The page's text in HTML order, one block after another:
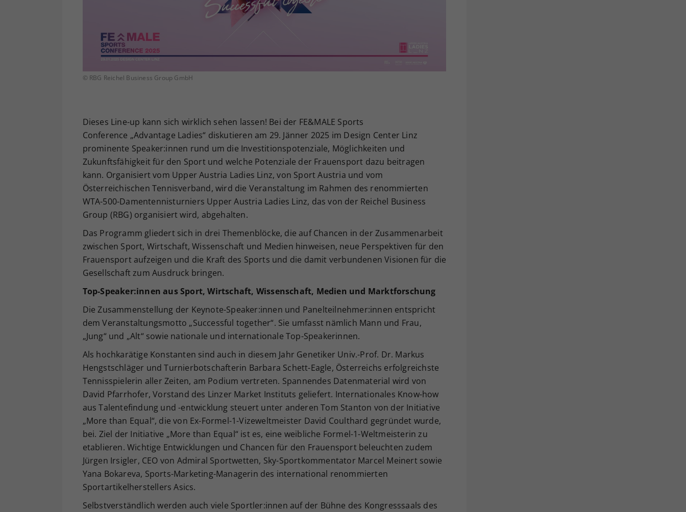
© RBG Reichel Business Group GmbH
Dieses Line-up kann sich wirklich sehen lassen! Bei der FE&MALE Sports
Conference „Advantage Ladies“ diskutieren am 29. Jänner 2025 im Design Center Linz
prominente Speaker:innen rund um die Investitionspotenziale, Möglichkeiten und
Zukunftsfähigkeit für den Sport und welche Potenziale der Frauensport dazu beitragen
kann. Organisiert vom Upper Austria Ladies Linz, von Sport Austria und vom
Österreichischen Tennisverband, wird die Veranstaltung im Rahmen des renommierten
WTA-500-Damentennisturniers Upper Austria Ladies Linz, das von der Reichel Business
Group (RBG) organisiert wird, abgehalten.
Das Programm gliedert sich in drei Themenblöcke, die auf Chancen in der Zusammenarbeit
zwischen Sport, Wirtschaft, Wissenschaft und Medien hinweisen, neue Perspektiven für den
Frauensport aufzeigen und die Kraft des Sports und die damit verbundenen Visionen für die
Gesellschaft zum Ausdruck bringen.
Top-Speaker:innen aus Sport, Wirtschaft, Wissenschaft, Medien und Marktforschung
Die Zusammenstellung der Keynote-Speaker:innen und Panelteilnehmer:innen entspricht
dem Veranstaltungsmotto „Successful together“. Sie umfasst nämlich Mann und Frau,
„Jung“ und „Alt“ sowie nationale und internationale Top-Speakerinnen.
Als hochkarätige Konstanten sind auch in diesem Jahr Genetiker Univ.-Prof. Dr. Markus
Hengstschläger und Turnierbotschafterin Barbara Schett-Eagle, Österreichs erfolgreichste
Tennisspielerin aller Zeiten, am Podium vertreten. Spannendes Datenmaterial wird von
David Pfarrhofer, Vorstand des Linzer Market Instituts geliefert. Internationales Know-how
aus Talentefindung und -entwicklung steuert unter anderen Tom Stanton von der Initiative
„More than Equal“, die von Ex-Formel-1-Vizeweltmeister David Coulthard gegründet wurde,
bei. Ziel der Initiative „More than Equal“ ist es, eine weibliche Formel-1-Weltmeisterin zu
etablieren. Wichtige Entwicklungen und Chancen für den Frauensport beleuchten zudem
Jürgen Irsigler, CEO von Admiral Sportwetten, Sky-Sportkommentator Marcel Meinert sowie
Yana Bokareva, Sports-Marketing-Managerin des international renommierten
Sportartikelherstellers Asics.
Selbstverständlich werden auch viele Sportler:innen auf der Bühne des Kongresssaals des
Ihrer vorgenommen Einstellungen, falls der